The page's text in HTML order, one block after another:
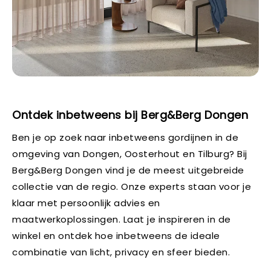
Ontdek inbetweens bij Berg&Berg Dongen
Ben je op zoek naar inbetweens gordijnen in de
omgeving van Dongen, Oosterhout en Tilburg? Bij
Berg&Berg Dongen vind je de meest uitgebreide
collectie van de regio. Onze experts staan voor je
klaar met persoonlijk advies en
maatwerkoplossingen. Laat je inspireren in de
winkel en ontdek hoe inbetweens de ideale
combinatie van licht, privacy en sfeer bieden.